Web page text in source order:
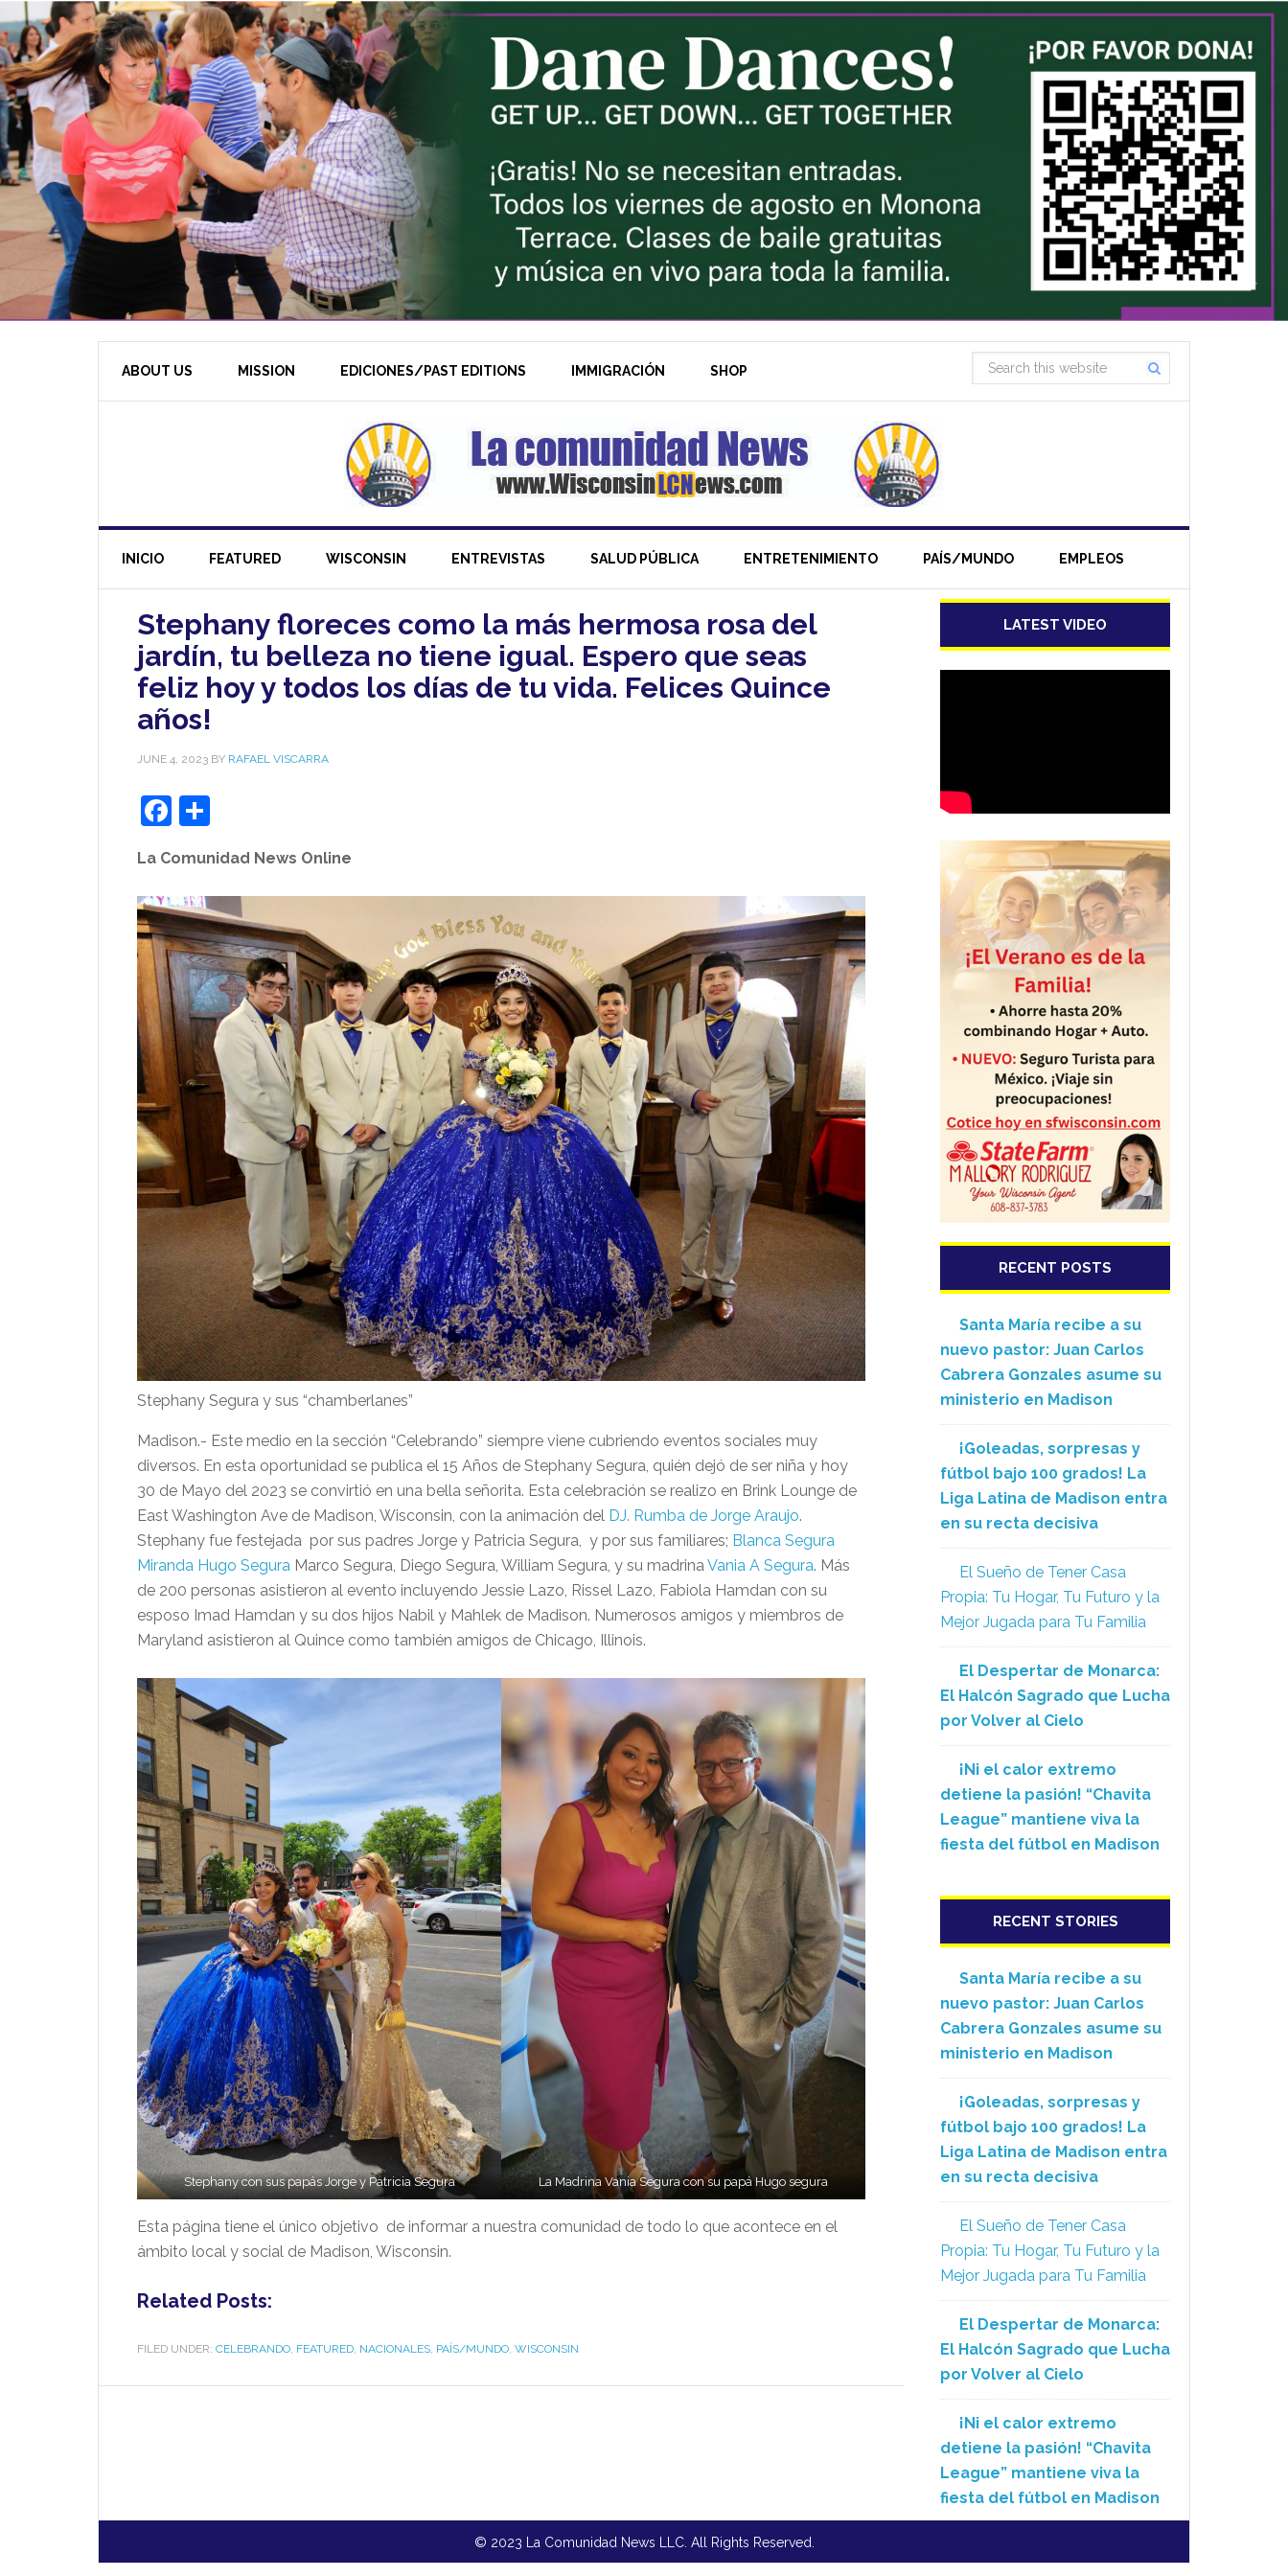
ABOUT US MISSION EDICIONES/PAST EDITIONS IMMIGRACIÓN SHOP
INICIO FEATURED WISCONSIN ENTREVISTAS SALUD PÚBLICA ENTRETENIMIENTO PAÍS/MUNDO EMPLEOS
Stephany floreces como la más hermosa rosa del
jardín, tu belleza no tiene igual. Espero que seas
feliz hoy y todos los días de tu vida. Felices Quince
años!
JUNE 4, 2023 BY RAFAEL VISCARRA
Facebook
La Comunidad News Online
Stephany Segura y sus “chamberlanes”
Madison.- Este medio en la sección “Celebrando” siempre viene cubriendo eventos sociales muy
diversos. En esta oportunidad se publica el 15 Años de Stephany Segura, quién dejó de ser niña y hoy
30 de Mayo del 2023 se convirtió en una bella señorita. Esta celebración se realizo en Brink Lounge de
East Washington Ave de Madison, Wisconsin, con la animación del DJ. Rumba de Jorge Araujo.
Stephany fue festejada por sus padres Jorge y Patricia Segura, y por sus familiares; Blanca Segura
Miranda Hugo Segura Marco Segura, Diego Segura, William Segura, y su madrinaVania A Segura. Más
de 200 personas asistieron al evento incluyendo Jessie Lazo, Rissel Lazo, Fabiola Hamdan con su
esposo Imad Hamdan y su dos hijos Nabil y Mahlek de Madison. Numerosos amigos y miembros de
Maryland asistieron al Quince como también amigos de Chicago, Illinois.
Stephany con sus papás Jorge y Patricia Segura La Madrina Vania Segura con su papá Hugo segura
Esta página tiene el único objetivo de informar a nuestra comunidad de todo lo que acontece en el
ámbito local y social de Madison, Wisconsin.
Related Posts:
FILED UNDER: CELEBRANDO, FEATURED, NACIONALES, PAÍS/MUNDO, WISCONSIN
LATEST VIDEO
RECENT POSTS
Santa María recibe a su
nuevo pastor: Juan Carlos
Cabrera Gonzales asume su
ministerio en Madison
¡Goleadas, sorpresas y
fútbol bajo 100 grados! La
Liga Latina de Madison entra
en su recta decisiva
El Sueño de Tener Casa
Propia: Tu Hogar, Tu Futuro y la
Mejor Jugada para Tu Familia
El Despertar de Monarca:
El Halcón Sagrado que Lucha
por Volver al Cielo
¡Ni el calor extremo
detiene la pasión! “Chavita
League” mantiene viva la
fiesta del fútbol en Madison
RECENT STORIES
Santa María recibe a su
nuevo pastor: Juan Carlos
Cabrera Gonzales asume su
ministerio en Madison
¡Goleadas, sorpresas y
fútbol bajo 100 grados! La
Liga Latina de Madison entra
en su recta decisiva
El Sueño de Tener Casa
Propia: Tu Hogar, Tu Futuro y la
Mejor Jugada para Tu Familia
El Despertar de Monarca:
El Halcón Sagrado que Lucha
por Volver al Cielo
¡Ni el calor extremo
detiene la pasión! “Chavita
League” mantiene viva la
fiesta del fútbol en Madison
© 2023 La Comunidad News LLC. All Rights Reserved.